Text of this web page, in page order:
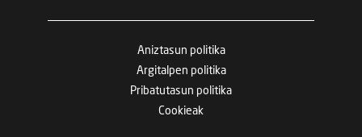
Aniztasun politika
Argitalpen politika
Pribatutasun politika
Cookieak